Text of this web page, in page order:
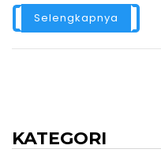
Selengkapnya
KATEGORI